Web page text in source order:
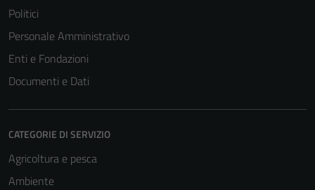
Politici
Personale Amministrativo
Enti e Fondazioni
Documenti e Dati
CATEGORIE DI SERVIZIO
Agricoltura e pesca
Ambiente